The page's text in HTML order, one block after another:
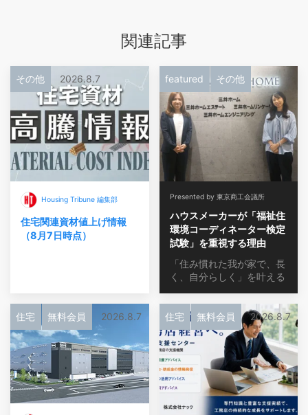
関連記事
その他 2026.8.7
Housing Tribune 編集部
住宅関連資材値上げ情報
（8月7日時点）
featured その他
Presented by 東京商工会議所
ハウスメーカーが「福祉住
環境コーディネーター検定
試験」を重視する理由
「住み慣れた我が家で、長
く、自分らしく」を叶える
住宅 無料会員 2026.8.7 住宅 無料会員 2026.8.7